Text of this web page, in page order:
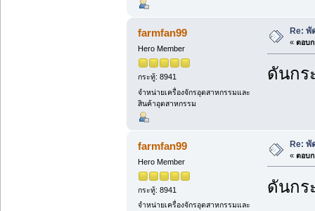
farmfan99
Hero Member
กระทู้: 8941
จำหน่ายเครื่องจักรอุตสาหกรรมและ
สินค้าอุตสาหกรรม
Re:
« ตอบก
ดันก
farmfan99
Hero Member
กระทู้: 8941
จำหน่ายเครื่องจักรอุตสาหกรรมและ
Re: พั
« ตอบก
ดันก